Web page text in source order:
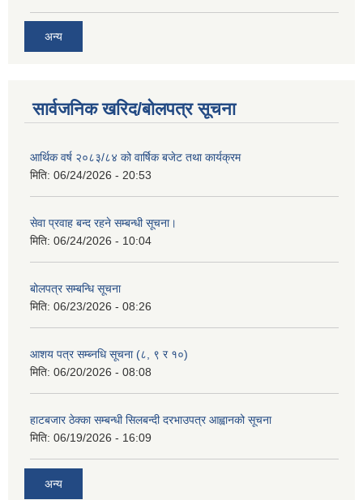
अन्य
सार्वजनिक खरिद/बोलपत्र सूचना
आर्थिक वर्ष २०८३/८४ को वार्षिक बजेट तथा कार्यक्रम
मिति: 06/24/2026 - 20:53
सेवा प्रवाह बन्द रहने सम्बन्धी सूचना।
मिति: 06/24/2026 - 10:04
बोलपत्र सम्बन्धि सूचना
मिति: 06/23/2026 - 08:26
आशय पत्र सम्ब्नधि सूचना (८, ९ र १०)
मिति: 06/20/2026 - 08:08
हाटबजार ठेक्का सम्बन्धी सिलबन्दी दरभाउपत्र आह्वानको सूचना
मिति: 06/19/2026 - 16:09
अन्य